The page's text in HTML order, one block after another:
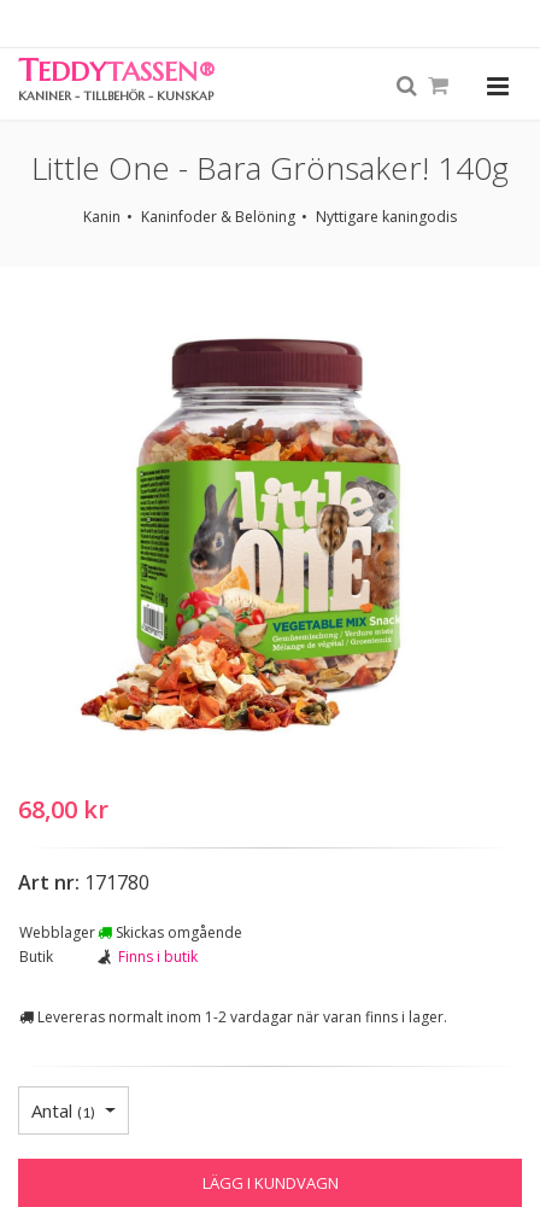
TEDDYTASSEN®
KANINER - TILLBEHÖR - KUNSKAP
Little One - Bara Grönsaker! 140g
Kanin Kaninfoder & Belöning Nyttigare kaningodis
68,00 kr
Art nr: 171780
Webblager
Skickas omgående
Butik
Finns i butik
Levereras normalt inom 1-2 vardagar när varan finns i lager.
Antal (1)
LÄGG I KUNDVAGN